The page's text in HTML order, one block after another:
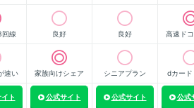
回線 良好 良好 高速ド
速い 家族向けシェア シニアプラン dカード
ト 公式サイト 公式サイト 公式